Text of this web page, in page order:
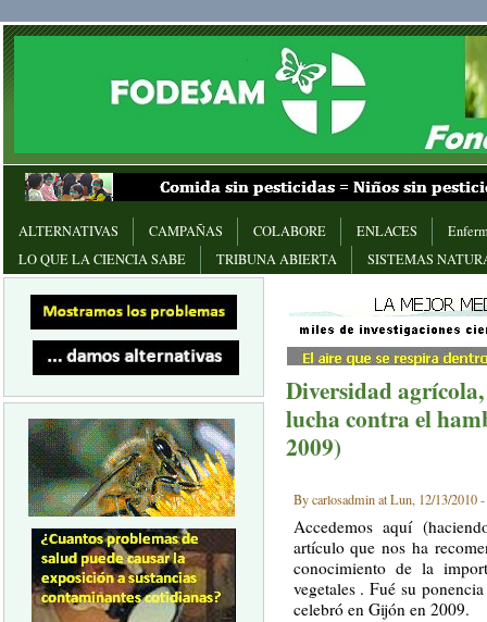
ALTERNATIVAS CAMPAÑAS COLABORE ENLACES
LO QUE LA CIENCIA SABE
TRIBUNA ABIERTA SISTEMAS
Diversidad
lucha contra el
2009)
By carlosadmin at Lun, 12/13/2010
Accedemos aquí
artículo que nos ha
conocimiento de la
vegetales . Fué su
celebró en Gijón en 2009.